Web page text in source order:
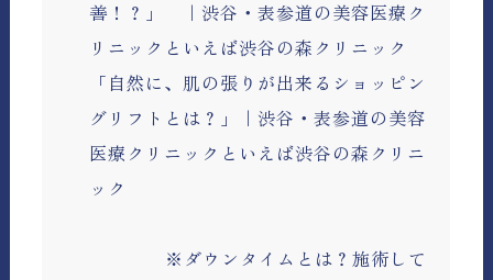
善！？」 ｜渋谷・表参道の美容医療ク
リニックといえば渋谷の森クリニック
「自然に、肌の張りが出来るショッピン
グリフトとは？」｜渋谷・表参道の美容
医療クリニックといえば渋谷の森クリニ
ック
※ダウンタイムとは？施術して